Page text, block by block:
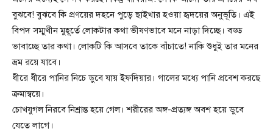
বুঝবে! বুঝবে কি প্রণয়ের দহনে পুড়ে ছাইখার হওয়া হৃদয়ের অনুভূতি। এই
বিপদ সম্মুখীন মুহূর্তে লোকটার কথা ভীষণভাবে মনে নাড়া দিচ্ছে। বড্ড
ভাবাচ্ছে তার কথা। লোকটি কি আসবে তাকে বাঁচাতে! নাকি শুধুই তার মনের
ভ্রম রয়ে যাবে।
ধীরে ধীরে পানির নিচে ডুবে যায় ইফদিয়ার। গালের মধ্যে পানি প্রবেশ করছে
ক্রমান্বয়ে।
চোখযুগল নিরবে নিশ্রান্ত হয়ে গেল। শরীরের অঙ্গ-প্রত্যঙ্গ অবশ হয়ে ডুবে
যেতে লাগে।